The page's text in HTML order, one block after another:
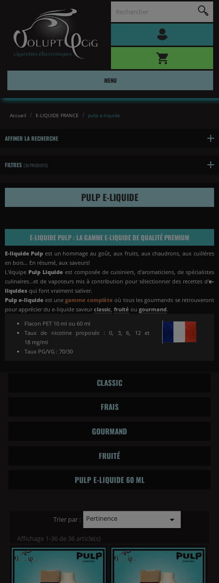
MENU
Accueil E-LIQUIDE FRANCE pulp e-liquide
AFFINER LA RECHERCHE
FILTRES (36 PRODUITS)
PULP E-LIQUIDE
E-LIQUIDE PULP : LA GAMME E-LIQUIDE DE QUALITÉ PREMIUM
E-liquide Pulp est un hommage au goût, aux fruits, aux chaudrons, aux cuillères
en bois... En résumé, aux saveurs!
L'équipe Pulp Liquide est composée de cuisiniers, d'aromaticiens, de spécialistes
culinaires...et de vapoteurs mis à contribution pour sélectionner des recettes d'e-
liquides qui font vraiment saliver.
Pulp e-liquide est une gamme complète où tous les gourmands se retrouveront
pour apprécier du e-liquide saveurclassic, fruité ou gourmand.
Flacon PET 10 ml ou 60 ml
Taux de nicotine proposés : 0, 3, 6, 12 et
18 mg/ml
Taux PG/VG : 70/30
CLASSIC
FRAIS
GOURMAND
FRUITÉ
PULP E-LIQUIDE 60 ML
Trier par : Pertinence 
Affichage 1-36 de 36 article(s)